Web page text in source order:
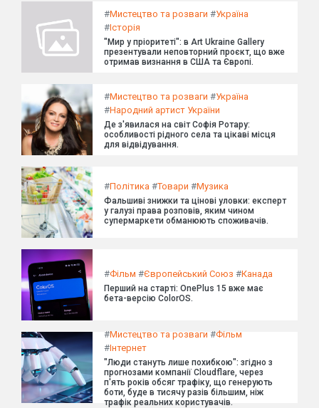
#Мистецтво та розваги #Україна
#Історія
"Мир у пріоритеті": в Art Ukraine Gallery
презентували неповторний проєкт, що вже
отримав визнання в США та Європі.
#Мистецтво та розваги #Україна
#Народний артист України
Де з'явилася на світ Софія Ротару:
особливості рідного села та цікаві місця
для відвідування.
#Політика #Товари #Музика
Фальшиві знижки та цінові уловки: експерт
у галузі права розповів, яким чином
супермаркети обманюють споживачів.
#Фільм #Європейський Союз #Канада
Перший на старті: OnePlus 15 вже має
бета-версію ColorOS.
#Мистецтво та розваги #Фільм
#Інтернет
"Люди стануть лише похибкою": згідно з
прогнозами компанії Cloudflare, через
п'ять років обсяг трафіку, що генерують
боти, буде в тисячу разів більшим, ніж
трафік реальних користувачів.